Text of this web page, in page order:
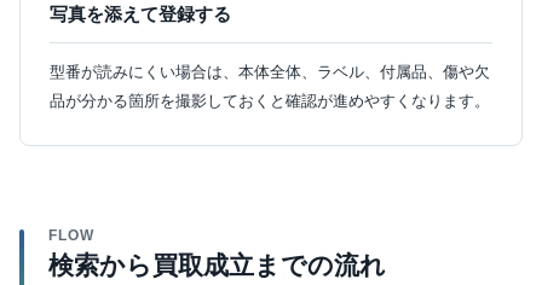
写真を添えて登録する
型番が読みにくい場合は、本体全体、ラベル、付属品、傷や欠
品が分かる箇所を撮影しておくと確認が進めやすくなります。
FLOW
検索から買取成立までの流れ